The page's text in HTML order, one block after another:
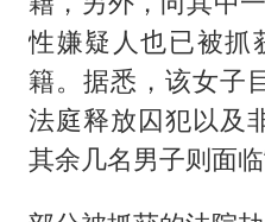
性嫌疑人也已被抓
籍。据悉，该女子
法庭释放囚犯以及
其余几名男子则面临